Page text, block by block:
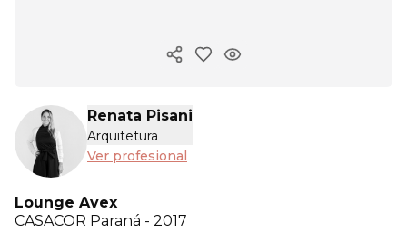
Copiar enlace
Renata Pisani
Arquitetura
Ver profesional
Lounge Avex
CASACOR Paraná - 2017